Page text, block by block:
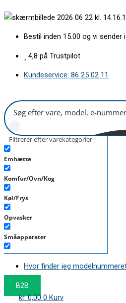
til
Bestil inden 15.00 og vi sender
4,8 på Trustpilot
Kundeservice: 86 25 02 11
Filtrerer efter varekategorier
Emhætte
Komfur/Ovn/Kog
Køl/Frys
Opvasker
Småapparater
Støvsuger
Tørretumbler
Tilbehør/Plejemidler
Hvor finder jeg
B2B
kr.0,00 0 Kurv
Moccamaster